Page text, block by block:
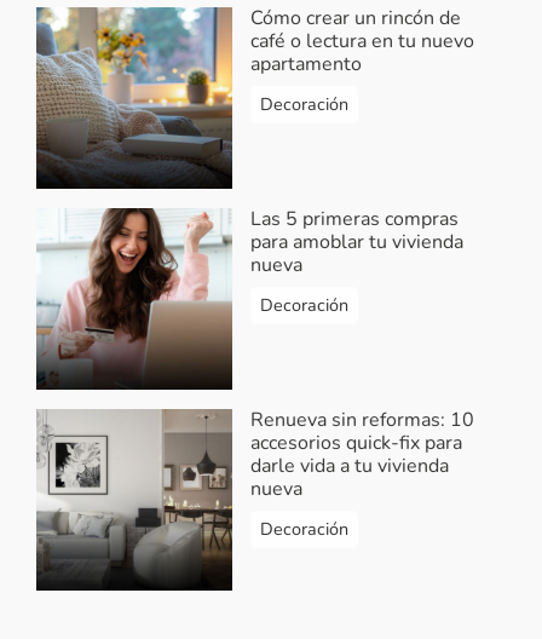
Cómo crear un rincón de
café o lectura en tu nuevo
apartamento
Decoración
Las 5 primeras compras
para amoblar tu vivienda
nueva
Decoración
Renueva sin reformas: 10
accesorios quick-fix para
darle vida a tu vivienda
nueva
Decoración